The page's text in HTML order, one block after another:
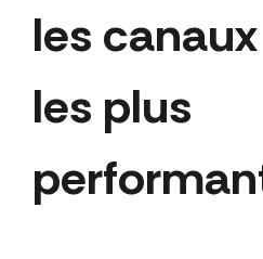
les
les plus